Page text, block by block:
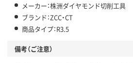
メーカー：株洲ダイヤモンド切削工具
ブランド：ZCC・CT
商品タイプ：R3.5
備考（ご注意）